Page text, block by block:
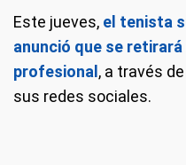
Este jueves, el tenista
anunció que se
profesional , a través
sus redes sociales.